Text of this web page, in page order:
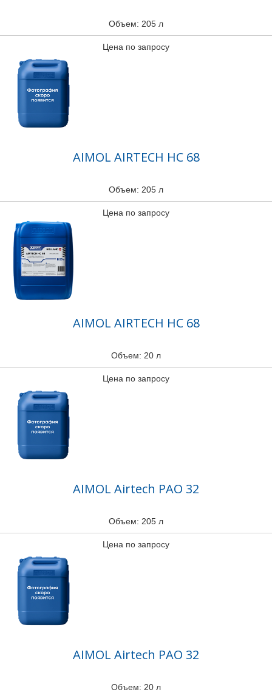
Объем: 205 л
Цена по запросу
AIMOL AIRTECH HC 68
Объем: 205 л
Цена по запросу
AIMOL AIRTECH HC 68
Объем: 20 л
Цена по запросу
AIMOL Airtech PAO 32
Объем: 205 л
Цена по запросу
AIMOL Airtech PAO 32
Объем: 20 л